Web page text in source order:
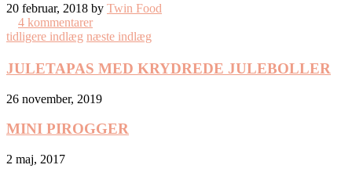
20 februar, 2018 by Twin Food
4 kommentarer
tidligere indlæg næste indlæg
JULETAPAS MED KRYDREDE JULEBOLLER
26 november, 2019
MINI PIROGGER
2 maj, 2017